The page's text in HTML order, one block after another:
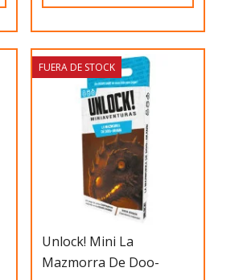
Unlock! Mini La
Mazmorra De Doo-
FUERA DE STOCK